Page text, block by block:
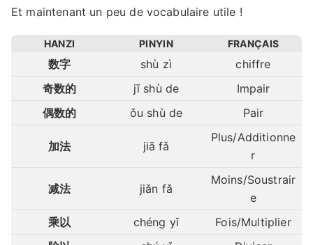
Et maintenant un peu de vocabulaire utile !
HANZI PINYIN FRANÇAIS
数字 shù zì
chiffre
奇数的
jī shù de
Impair
偶数的
ǒu shù de Pair
加法 jiā fǎ
Plus/Additionne
r
减法 jiǎn fǎ
Moins/Soustrair
e
乘以
chéng yǐ
Fois/Multiplier